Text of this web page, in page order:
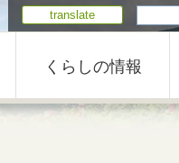
translate
くらしの情報